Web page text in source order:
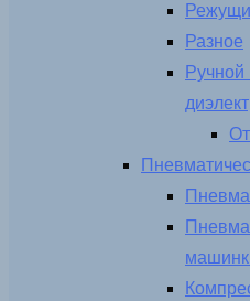
Разное
Ручной